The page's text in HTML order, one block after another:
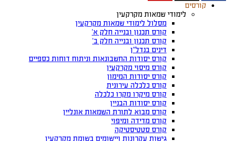
קורסים
לימודי שמאות מקרקעין
מסלול לימודי שמאות מקרקעין
קורס תכנון ובנייה חלק א’
קורס תכנון ובנייה חלק ב’
דינים בנדל”ן
קורס יסודות החשבונאות וניתוח דוחות כספיים
קורס מיסוי מקרקעין
קורס יסודות המימון
קורס כלכלה עירונית
קורס מיקרו מקרו כלכלה
קורס יסודות הבניין
קורס מבוא לתורת השמאות אונליין
קורס מדידה ומיפוי
קורס סטטיסטיקה
גישות עקרונות ויישומים בשומת מקרקעין